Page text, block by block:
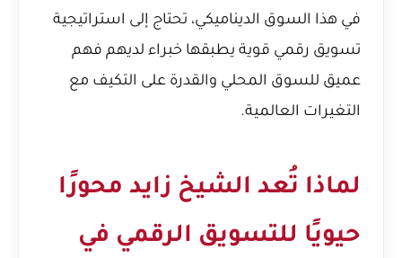
في هذا السوق الديناميكي، تحتاج إلى استراتيجية
تسويق رقمي قوية يطبقها خبراء لديهم فهم
عميق للسوق المحلي والقدرة على التكيف مع
التغيرات العالمية.
لماذا تُعد الشيخ زايد محورًا
حيويًا للتسويق الرقمي في